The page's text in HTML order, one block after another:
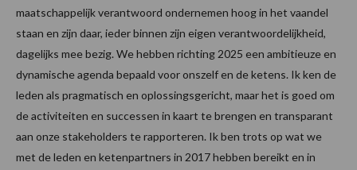
maatschappelijk verantwoord ondernemen hoog in het vaandel
staan en zijn daar, ieder binnen zijn eigen verantwoordelijkheid,
dagelijks mee bezig. We hebben richting 2025 een ambitieuze en
dynamische agenda bepaald voor onszelf en de ketens. Ik ken de
leden als pragmatisch en oplossingsgericht, maar het is goed om
de activiteiten en successen in kaart te brengen en transparant
aan onze stakeholders te rapporteren. Ik ben trots op wat we
met de leden en ketenpartners in 2017 hebben bereikt en in